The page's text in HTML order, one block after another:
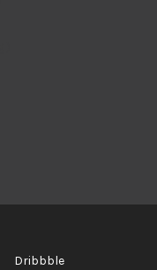
Dribbble